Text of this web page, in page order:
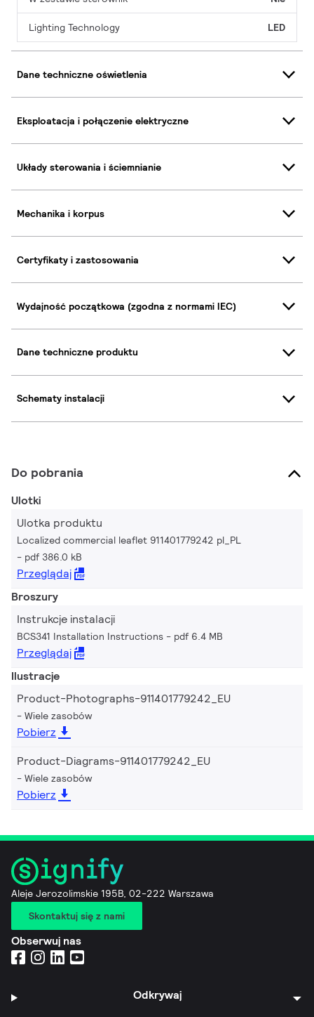
Lighting Technology LED
Dane techniczne oświetlenia
Eksploatacja i połączenie elektryczne
Układy sterowania i ściemnianie
Mechanika i korpus
Certyfikaty i zastosowania
Wydajność początkowa (zgodna z normami IEC)
Dane techniczne produktu
Schematy instalacji
Do pobrania
Ulotki
Ulotka produktu
Localized commercial leaflet 911401779242 pl_PL
pdf 386.0 kB
Przeglądaj
Broszury
Instrukcje instalacji
BCS341 Installation Instructions pdf 6.4 MB
Przeglądaj
Ilustracje
Product-Photographs-911401779242_EU
Wiele zasobów
Pobierz
Product-Diagrams-911401779242_EU
Wiele zasobów
Pobierz
Aleje Jerozolimskie 195B, 02-222 Warszawa
Skontaktuj się z nami
Obserwuj nas
Odkrywaj